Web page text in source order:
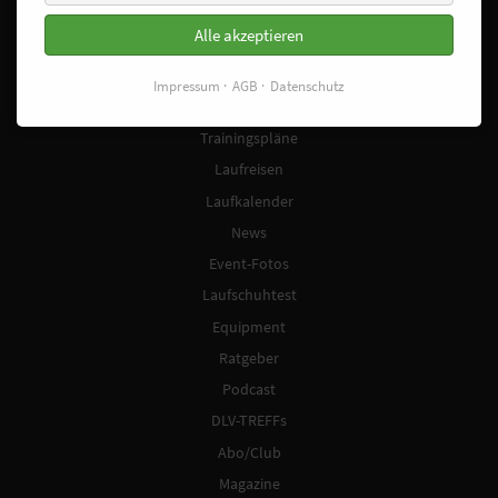
Facebook
Instagram
Startseite
Trainingspläne
Laufreisen
Laufkalender
News
Event-Fotos
Laufschuhtest
Equipment
Ratgeber
Podcast
DLV-TREFFs
Abo/Club
Magazine
Alle akzeptieren
Impressum AGB Datenschutz